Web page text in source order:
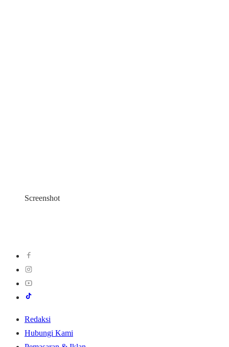
Screenshot
Redaksi
Hubungi Kami